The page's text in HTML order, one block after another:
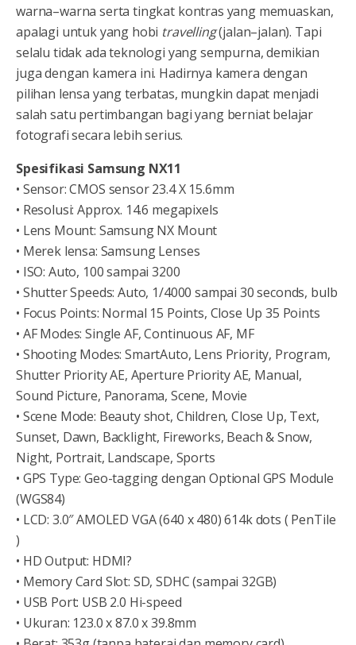
warna–warna serta tingkat kontras yang memuaskan,
apalagi untuk yang hobi travelling(jalan–jalan). Tapi
selalu tidak ada teknologi yang sempurna, demikian
juga dengan kamera ini. Hadirnya kamera dengan
pilihan lensa yang terbatas, mungkin dapat menjadi
salah satu pertimbangan bagi yang berniat belajar
fotografi secara lebih serius.
Spesifikasi Samsung NX11
• Sensor: CMOS sensor 23.4 X 15.6mm
• Resolusi: Approx. 14.6 megapixels
• Lens Mount: Samsung NX Mount
• Merek lensa: Samsung Lenses
• ISO: Auto, 100 sampai 3200
• Shutter Speeds: Auto, 1/4000 sampai 30 seconds, bulb
• Focus Points: Normal 15 Points, Close Up 35 Points
• AF Modes: Single AF, Continuous AF, MF
• Shooting Modes: SmartAuto, Lens Priority, Program,
Shutter Priority AE, Aperture Priority AE, Manual,
Sound Picture, Panorama, Scene, Movie
• Scene Mode: Beauty shot, Children, Close Up, Text,
Sunset, Dawn, Backlight, Fireworks, Beach & Snow,
Night, Portrait, Landscape, Sports
• GPS Type: Geo-tagging dengan Optional GPS Module
(WGS84)
• LCD: 3.0″ AMOLED VGA (640 x 480) 614k dots ( PenTile
)
• HD Output: HDMI?
• Memory Card Slot: SD, SDHC (sampai 32GB)
• USB Port: USB 2.0 Hi-speed
• Ukuran: 123.0 x 87.0 x 39.8mm